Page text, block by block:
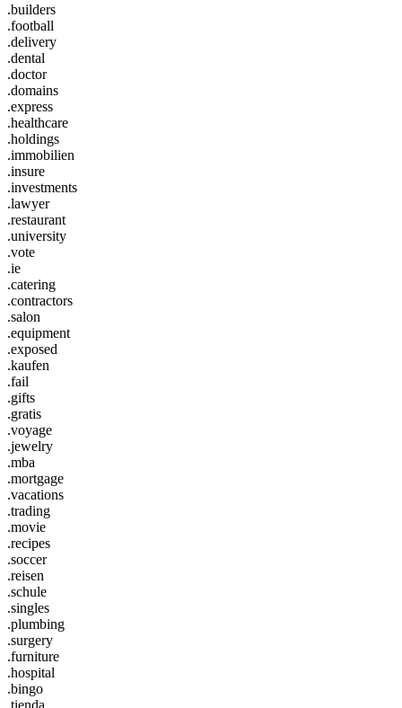
.builders
.football
.delivery
.dental
.doctor
.domains
.express
.healthcare
.holdings
.immobilien
.insure
.investments
.lawyer
.restaurant
.university
.vote
.ie
.catering
.contractors
.salon
.equipment
.exposed
.kaufen
.fail
.gifts
.gratis
.voyage
.jewelry
.mba
.mortgage
.vacations
.trading
.movie
.recipes
.soccer
.reisen
.schule
.singles
.plumbing
.surgery
.furniture
.hospital
.bingo
.tienda